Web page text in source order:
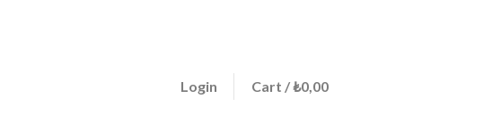
Login Cart /₺0,00